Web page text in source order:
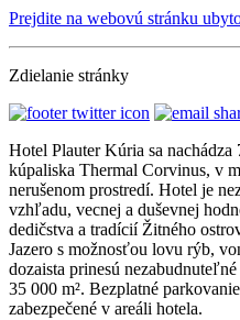
Prejdite na webovú stránku
Zdielanie stránky
Hotel Plauter Kúria sa nachádza
kúpaliska Thermal Corvinus, v
nerušenom prostredí. Hotel je
vzhľadu, vecnej a duševnej
dedičstva a tradícií Žitného
Jazero s možnosťou lovu rýb,
dozaista prinesú
35 000 m². Bezplatné
zabezpečené v areáli hotela.